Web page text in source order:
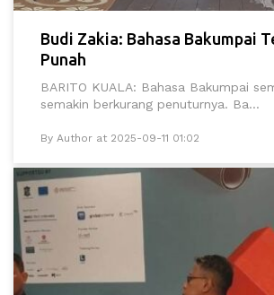
Budi Zakia: Bahasa Bakumpai
Punah
BARITO KUALA: Bahasa Bakumpai
semakin berkurang penuturnya. Ba...
By Author at 2025-09-11 01:02